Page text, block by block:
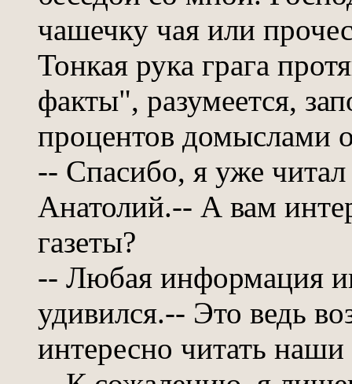
чашечку чая или
Тонкая рука грага
факты", разумеется,
процентов домыслами
-- Спасибо, я уже
Анатолий.-- А вам
газеты?
-- Любая информация
удивился.-- Это ведь
интересно читать наши